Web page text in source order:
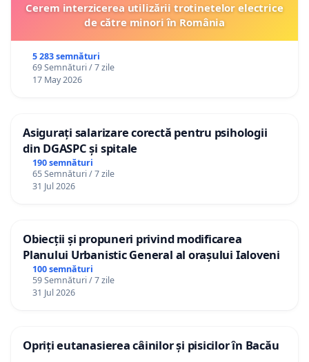
Cerem interzicerea utilizării trotinetelor electrice
de către minori în România
5 283 semnături
69 Semnături / 7 zile
17 May 2026
Asigurați salarizare corectă pentru psihologii
din DGASPC și spitale
190 semnături
65 Semnături / 7 zile
31 Jul 2026
Obiecții și propuneri privind modificarea
Planului Urbanistic General al orașului Ialoveni
100 semnături
59 Semnături / 7 zile
31 Jul 2026
Opriți eutanasierea câinilor și pisicilor în Bacău